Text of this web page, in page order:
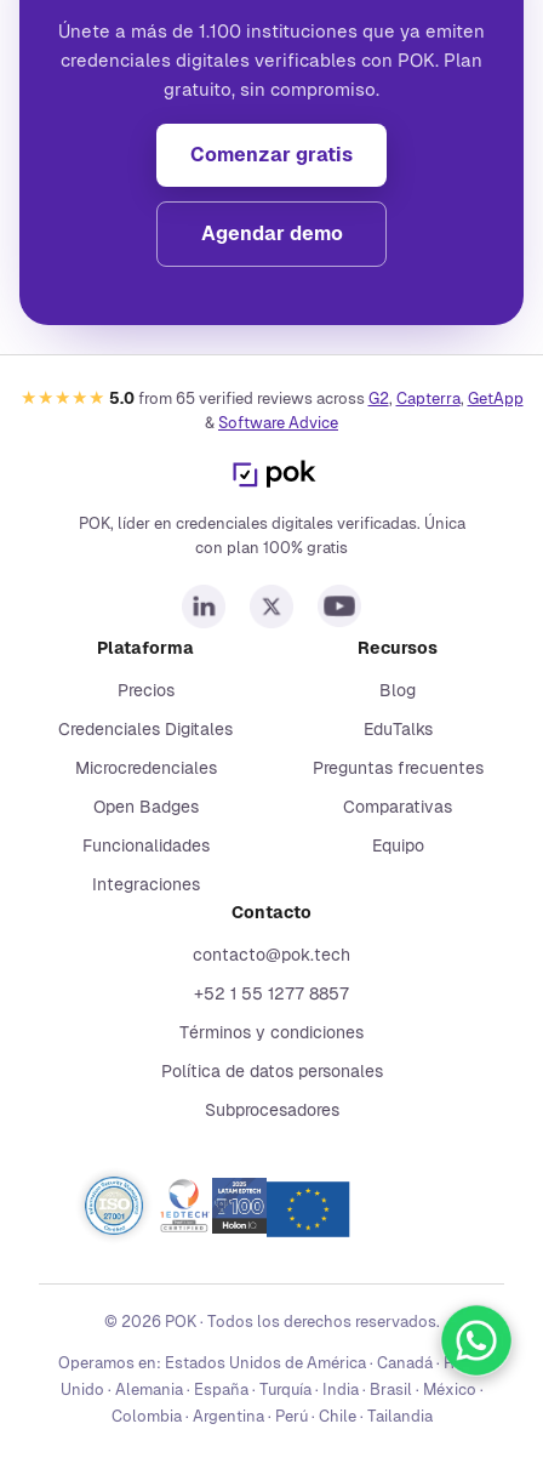
Únete a más de 1.100 instituciones que ya emiten
credenciales digitales verificables con POK. Plan
gratuito, sin compromiso.
Comenzar gratis
Agendar demo
★★★★★ 5.0 from 65verified reviews across G2, Capterra, GetApp
& Software Advice
POK, líder en credenciales digitales verificadas. Única
con plan 100% gratis
Plataforma
Precios
Credenciales Digitales
Microcredenciales
Open Badges
Funcionalidades
Integraciones
Recursos
Blog
EduTalks
Preguntas frecuentes
Comparativas
Equipo
Contacto
contacto@pok.tech
+52 1 55 1277 8857
Términos y condiciones
Política de datos personales
Subprocesadores
© 2026 POK· Todos los derechos reservados.
Operamos en: Estados Unidos de América · Canadá · Reino
Unido · Alemania · España · Turquía · India · Brasil · México ·
Colombia · Argentina · Perú · Chile · Tailandia